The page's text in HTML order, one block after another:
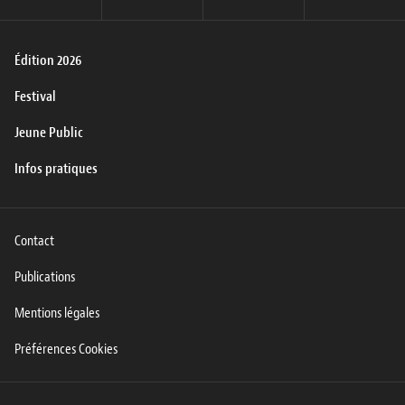
Édition 2026
Festival
Jeune Public
Infos pratiques
Contact
Publications
Mentions légales
Préférences Cookies